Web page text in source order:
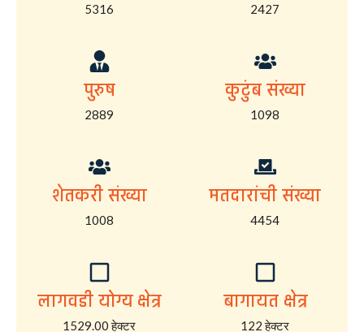
5316 2427
पुरुष
2889
कुटुंब संख्या
1098
शेतकरी संख्या
1008
मतदारांची संख्या
4454
लागवडी योग्य क्षेत्र
1529.00 हेक्टर
बागायत क्षेत्र
122 हेक्टर